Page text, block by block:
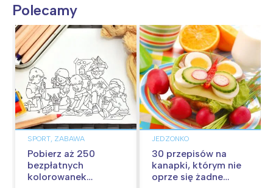
Polecamy
SPORT, ZABAWA
Pobierz aż 250
bezpłatnych
kolorowanek
JEDZONKO
30 przepisów na
kanapki, którym nie
oprze się żadne